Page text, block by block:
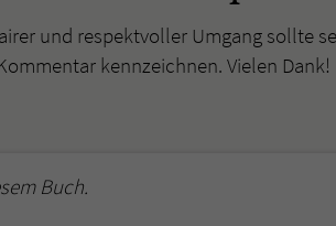
und respektvoller Umgang
kennzeichnen. Vielen Dank!
Buch.